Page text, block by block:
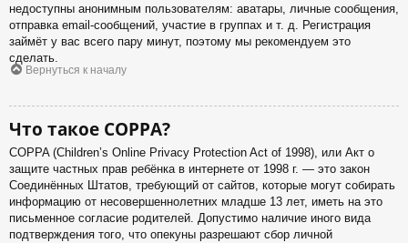
недоступны анонимным пользователям: аватары, личные сообщения,
отправка email-сообщений, участие в группах и т. д. Регистрация
займёт у вас всего пару минут, поэтому мы рекомендуем это
сделать.
Вернуться к началу
Что такое COPPA?
COPPA (Children’s Online Privacy Protection Act of 1998), или Акт о
защите частных прав ребёнка в интернете от 1998 г. — это закон
Соединённых Штатов, требующий от сайтов, которые могут собирать
информацию от несовершеннолетних младше 13 лет, иметь на это
письменное согласие родителей. Допустимо наличие иного вида
подтверждения того, что опекуны разрешают сбор личной